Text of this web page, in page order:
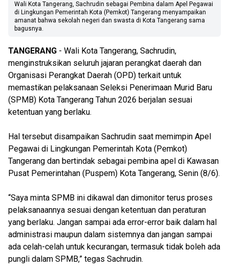
Wali Kota Tangerang, Sachrudin sebagai Pembina dalam Apel Pegawai
di Lingkungan Pemerintah Kota (Pemkot) Tangerang menyampaikan
amanat bahwa sekolah negeri dan swasta di Kota Tangerang sama
bagusnya.
TANGERANG - Wali Kota Tangerang, Sachrudin,
menginstruksikan seluruh jajaran perangkat daerah dan
Organisasi Perangkat Daerah (OPD) terkait untuk
memastikan pelaksanaan Seleksi Penerimaan Murid Baru
(SPMB) Kota Tangerang Tahun 2026 berjalan sesuai
ketentuan yang berlaku.
Hal tersebut disampaikan Sachrudin saat memimpin Apel
Pegawai di Lingkungan Pemerintah Kota (Pemkot)
Tangerang dan bertindak sebagai pembina apel di Kawasan
Pusat Pemerintahan (Puspem) Kota Tangerang, Senin (8/6).
“Saya minta SPMB ini dikawal dan dimonitor terus proses
pelaksanaannya sesuai dengan ketentuan dan peraturan
yang berlaku. Jangan sampai ada error-error baik dalam hal
administrasi maupun dalam sistemnya dan jangan sampai
ada celah-celah untuk kecurangan, termasuk tidak boleh ada
pungli dalam SPMB,” tegas Sachrudin.